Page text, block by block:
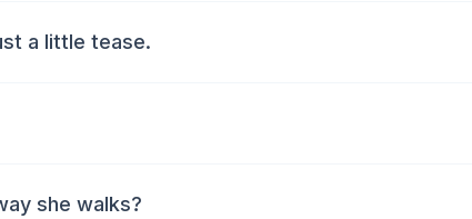
a little tease.
she walks?